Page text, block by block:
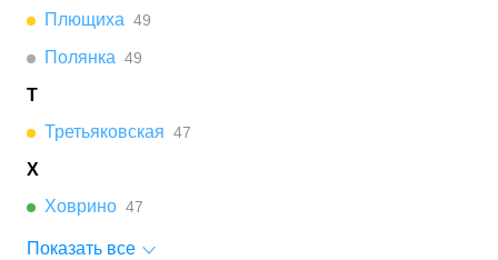
Плющиха 49
Полянка 49
Т
Третьяковская 47
Х
Ховрино 47
Показать все